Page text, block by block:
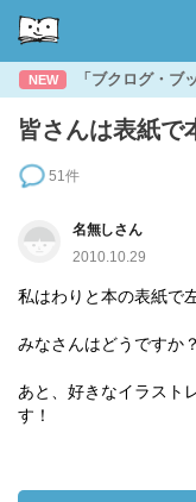
NEW 「ブクログ・ブ
皆さんは表紙で
51件
名無しさん
2010.10.29
私はわりと本の表紙で
みなさんはどうですか？
あと、好きなイラスト
す！